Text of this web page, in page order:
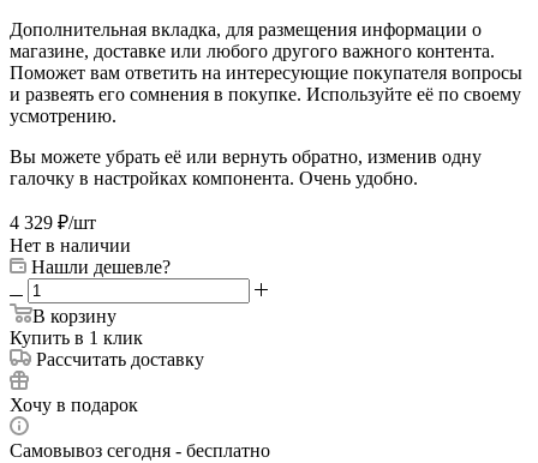
Дополнительная вкладка, для размещения информации о
магазине, доставке или любого другого важного контента.
Поможет вам ответить на интересующие покупателя вопросы
и развеять его сомнения в покупке. Используйте её по своему
усмотрению.
Вы можете убрать её или вернуть обратно, изменив одну
галочку в настройках компонента. Очень удобно.
4 329 ₽/шт
Нет в наличии
Нашли дешевле?
В корзину
Купить в 1 клик
Рассчитать доставку
Хочу в подарок
Самовывоз сегодня - бесплатно